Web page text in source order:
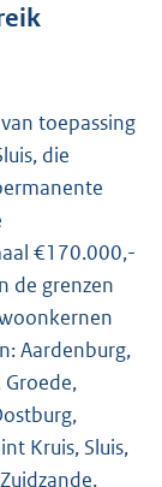
toepassing
die
€170.000,-
de grenzen
Aardenburg,
Groede,
Kruis, Sluis,